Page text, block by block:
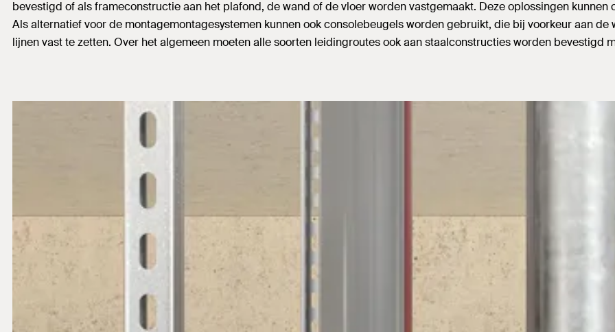
bevestigd of als frameconstructie aan het plafond, de wand of de vloer worden vastgemaakt. Deze oplossingen
Als alternatief voor de montagemontagesystemen kunnen ook consolebeugels worden gebruikt, die bij voorkeur aan
lijnen vast te zetten. Over het algemeen moeten alle soorten leidingroutes ook aan staalconstructies worden bevestigd